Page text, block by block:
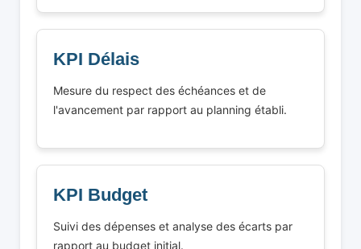
KPI Délais
Mesure du respect des échéances et de
l'avancement par rapport au planning établi.
KPI Budget
Suivi des dépenses et analyse des écarts par
rapport au budget initial.